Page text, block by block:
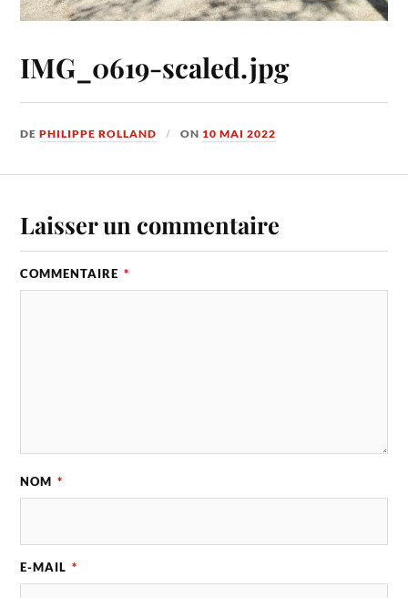
IMG_0619-scaled.jpg
DEPHILIPPE ROLLAND ON 10 MAI 2022
Laisser un commentaire
COMMENTAIRE *
NOM *
E-MAIL *